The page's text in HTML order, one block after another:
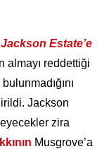
Jackson Estate’e
almayı reddettiği
Jackson
zira
Musgrove’a